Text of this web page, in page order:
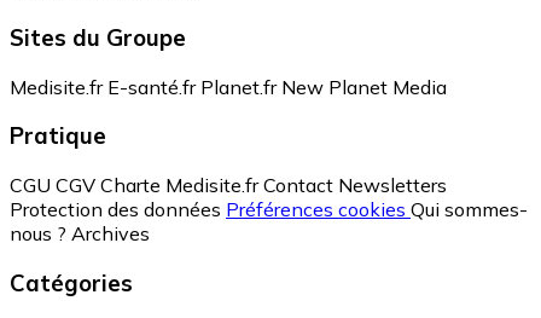
Sites du Groupe
Medisite.fr E-santé.fr Planet.fr New Planet Media
Pratique
CGU CGV Charte Medisite.fr Contact Newsletters
Protection des données Préférences cookies Qui sommes-
nous ? Archives
Catégories